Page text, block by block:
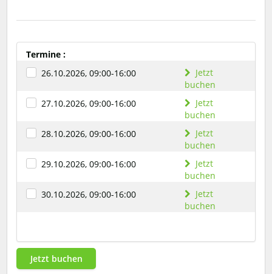
Termine :
26.10.2026, 09:00-16:00
Jetzt
buchen
27.10.2026, 09:00-16:00
Jetzt
buchen
28.10.2026, 09:00-16:00
Jetzt
buchen
29.10.2026, 09:00-16:00
Jetzt
buchen
30.10.2026, 09:00-16:00
Jetzt
buchen
Jetzt buchen